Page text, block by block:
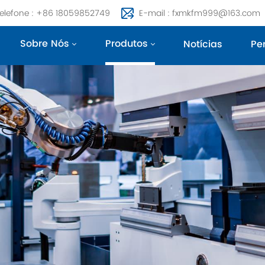
: +86 18059852749 E-mail : fxmkfm999@163.com
Sobre Nós Produtos Notícias